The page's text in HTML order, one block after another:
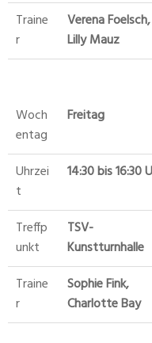
Traine
r
Verena Foelsch,
Lilly Mauz
Woch
entag
Freitag
Uhrzei
t
14:30 bis 16:30
Treffp
unkt
TSV-
Kunstturnhalle
Traine
r
Sophie Fink,
Charlotte Bay